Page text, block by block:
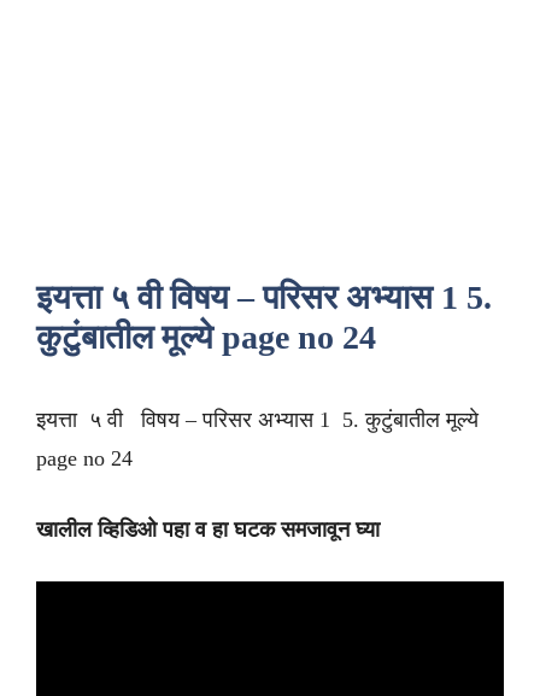
इयत्ता ५ वी विषय – परिसर अभ्यास 1 5.
कुटुंबातील मूल्ये page no 24
इयत्ता ५ वी विषय – परिसर अभ्यास 1 5. कुटुंबातील मूल्ये
page no 24
खालील व्हिडिओ पहा व हा घटक समजावून घ्या